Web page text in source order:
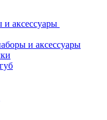
аксессуары
и аксессуары